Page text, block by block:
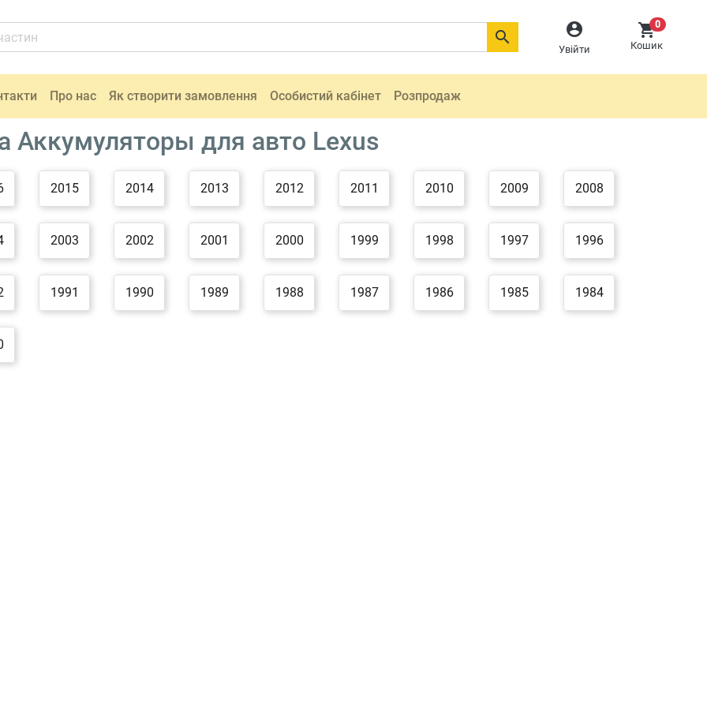

Увійти
0
Кошик

Про нас Як створити замовлення Особистий кабінет Розпродаж
Аккумуляторы для авто Lexus
2015 2014 2013 2012 2011 2010 2009 2008
2003 2002 2001 2000 1999 1998 1997 1996
1991 1990 1989 1988 1987 1986 1985 1984